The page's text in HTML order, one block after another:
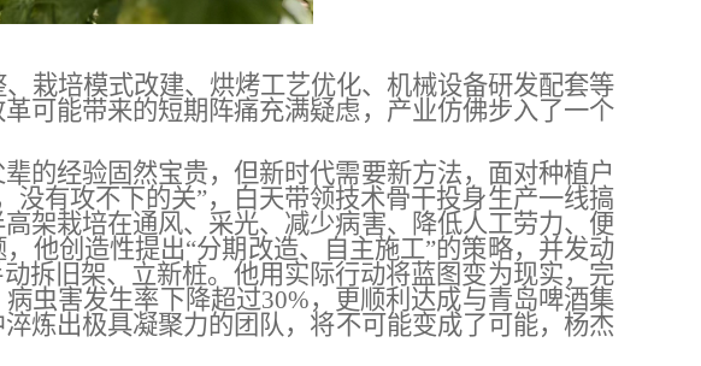
、栽培模式改建、烘烤工艺优化、机械设备研发配套等
可能带来的短期阵痛充满疑虑 ， 产业仿佛步入了一个
的经验固然宝贵，但新时代需要新方法，面对种植户
没有攻不下的关”，白天带领技术骨干投身生产一线搞
架栽培在通风、采光、减少病害、降低人工劳力、便
他创造性提出“分期改造、自主施工”的策略，并发动
拆旧架、立新桩。他用实际行动将蓝图变为现实，完
虫害发生率下降超过30%，更顺利达成与青岛啤酒集
炼出极具凝聚力的团队， 将不可能变成了可能，杨杰